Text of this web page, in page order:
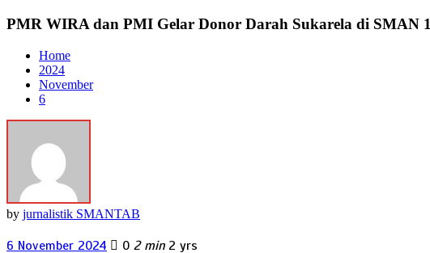
PMR WIRA dan PMI Gelar Donor Darah Sukarela di SMAN 1
Home
2024
November
6
by jurnalistik SMANTAB
6 November 2024 0 2 min 2 yrs